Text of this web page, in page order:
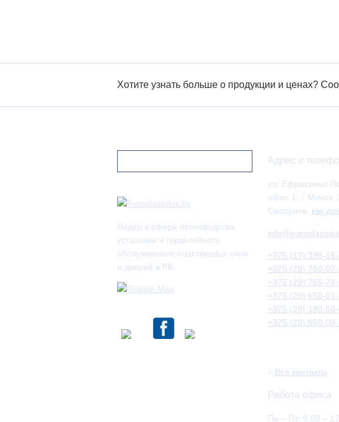
Хотите узнать больше о продукции и ценах?
Лидер в сфере производства,
установки и гарантийного
обслуживания пластиковых окон
и дверей в РБ.
Адрес и
ул. Ефросиньи
офис 1, г. Минск,
Смотрите, как
+375 (17) 396-
+375 (29) 750-
+375 (29) 765-
+375 (29) 650-
+375 (29) 180-
+375 (29) 650-
» Все контакты
Работа офиса
Пн – Пт: 9.00 –